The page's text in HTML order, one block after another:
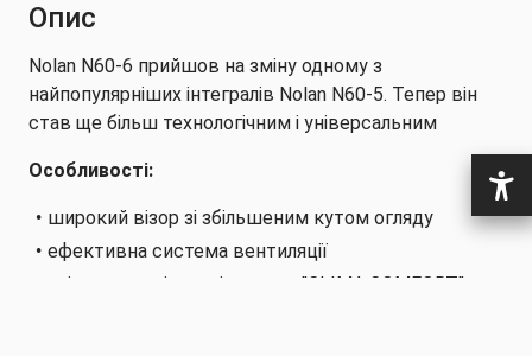
Опис
Nolan N60-6 прийшов на зміну одному з
найпопулярніших інтегралів Nolan N60-5. Тепер він
став ще більш технологічним і універсальним
Особливості:
широкий візор зі збільшеним кутом огляду
ефективна система вентиляції
знімна внутрішня підкладка "CLIMA COMFORT" ,